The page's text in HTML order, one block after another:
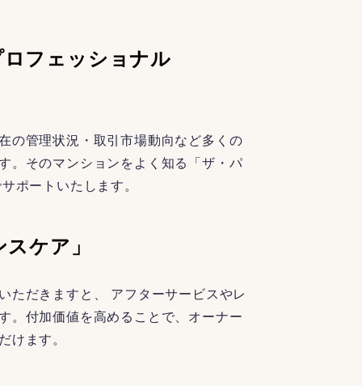
フェッショナル
の管理状況・取引市場動向など多くの
。そのマンションをよく知る「ザ・パ
ポートいたします。
ケア」
ただきますと、 アフターサービスやレ
。付加価値を高めることで、オーナー
けます。